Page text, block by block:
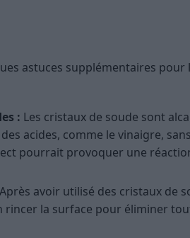
astuces supplémentaires pour
: Les cristaux de soude sont
acides, comme le vinaigre,
pourrait provoquer une
Après avoir utilisé des cristaux de
rincer la surface pour éliminer